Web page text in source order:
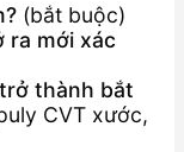
(bắt buộc)
ra mới xác
thành bắt
CVT xước,